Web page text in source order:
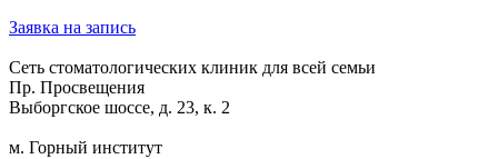
Заявка на запись
Сеть стоматологических клиник для всей семьи
Пр. Просвещения
Выборгское шоссе, д. 23, к. 2
м. Горный институт